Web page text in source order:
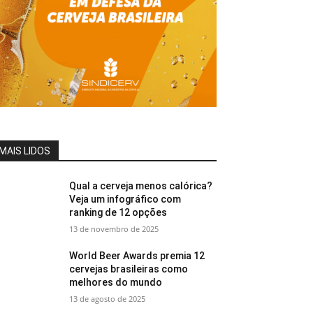
LIDOS
Qual a cerveja menos calórica?
Veja um infográfico com
ranking de 12 opções
13 de novembro de 2025
World Beer Awards premia 12
cervejas brasileiras como
melhores do mundo
13 de agosto de 2025